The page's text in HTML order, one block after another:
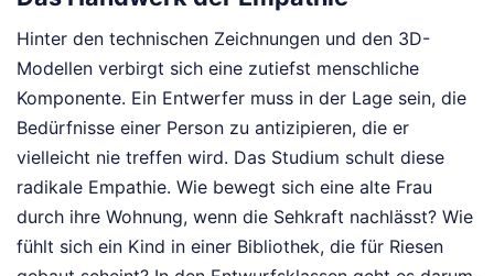
Hinter den technischen Zeichnungen und den 3D-
Modellen verbirgt sich eine zutiefst menschliche
Komponente. Ein Entwerfer muss in der Lage sein, die
Bedürfnisse einer Person zu antizipieren, die er
vielleicht nie treffen wird. Das Studium schult diese
radikale Empathie. Wie bewegt sich eine alte Frau
durch ihre Wohnung, wenn die Sehkraft nachlässt? Wie
fühlt sich ein Kind in einer Bibliothek, die für Riesen